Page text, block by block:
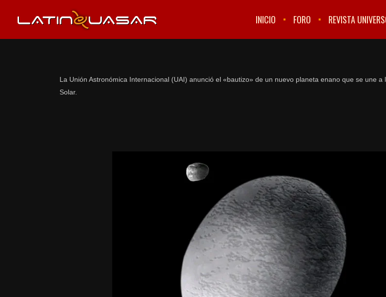
INICIO FORO REVISTA
La Unión Astronómica Internacional (UAI) anunció el «bautizo» de un nuevo planeta enano que se une a
Solar.